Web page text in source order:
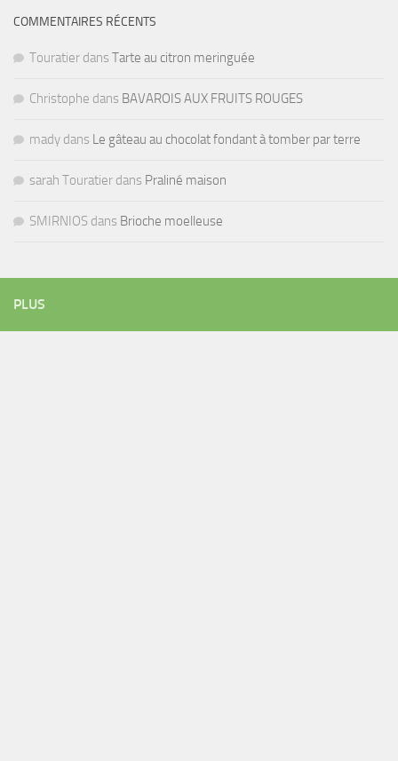
COMMENTAIRES RÉCENTS
Touratier dans Tarte au citron meringuée
Christophe dans BAVAROIS AUX FRUITS ROUGES
mady dans Le gâteau au chocolat fondant à tomber par terre
sarah Touratier dans Praliné maison
SMIRNIOS dans Brioche moelleuse
PLUS